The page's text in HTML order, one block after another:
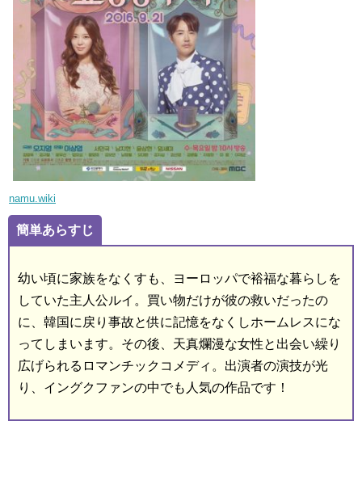
namu.wiki
簡単あらすじ
幼い頃に家族をなくすも、ヨーロッパで裕福な暮らしを
していた主人公ルイ。買い物だけが彼の救いだったの
に、韓国に戻り事故と供に記憶をなくしホームレスにな
ってしまいます。その後、天真爛漫な女性と出会い繰り
広げられるロマンチックコメディ。出演者の演技が光
り、イングクファンの中でも人気の作品です！